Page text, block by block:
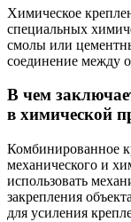
Химическое
специальных
смолы или
соединение между
В чем
в химической
Комбинированное
механического и
использовать
закрепления
для усиления